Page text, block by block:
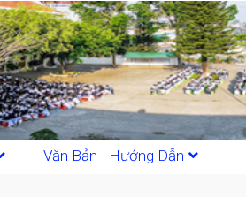
Văn Bản - Hướng Dẫn